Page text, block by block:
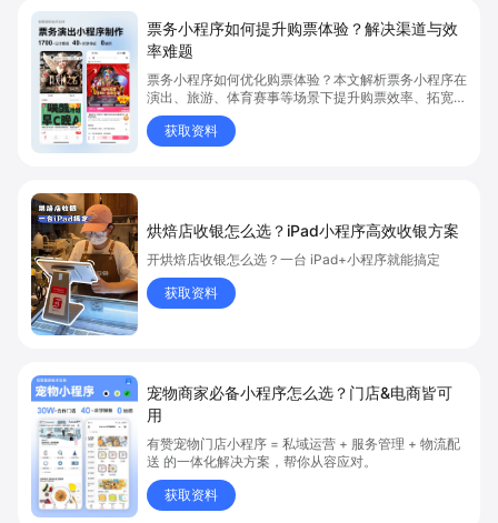
票务小程序如何提升购票体验？解决渠道与效
率难题
票务小程序如何优化购票体验？本文解析票务小程序在
演出、旅游、体育赛事等场景下提升购票效率、拓宽销
售渠道、实现会员精准营销的具体方式。关键词包括
“票务小程序”、“购票体验”、“购票效率”。
获取资料
烘焙店收银怎么选？iPad小程序高效收银方案
开烘焙店收银怎么选？一台 iPad+小程序就能搞定
获取资料
宠物商家必备小程序怎么选？门店&电商皆可
用
有赞宠物门店小程序 = 私域运营 + 服务管理 + 物流配
送 的一体化解决方案，帮你从容应对。
获取资料